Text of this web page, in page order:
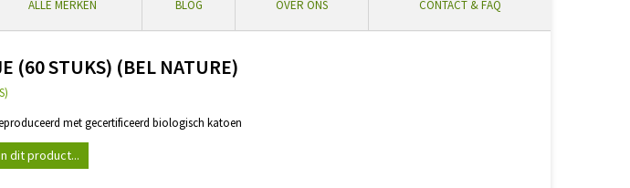
ALLE MERKEN BLOG OVER ONS CONTACT & FAQ
(60 STUKS) (BEL NATURE)
met gecertificeerd biologisch katoen
dit product...